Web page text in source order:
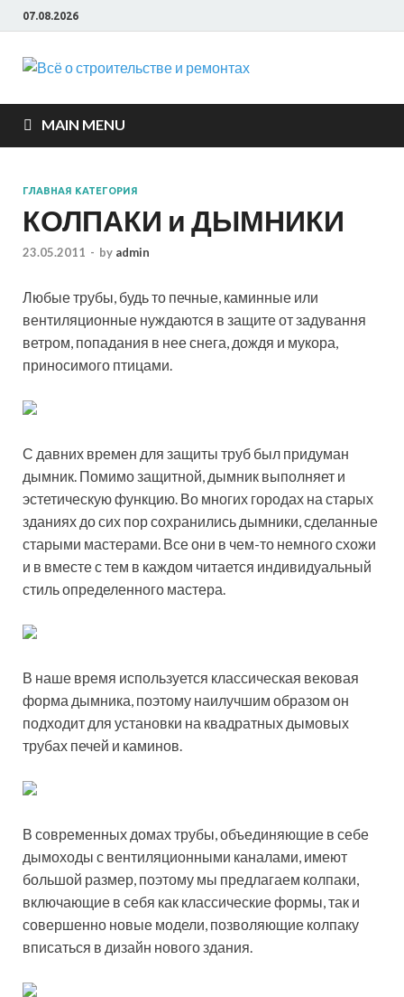
07.08.2026
Всё о
MAIN MENU
ГЛАВНАЯ КАТЕГОРИЯ
КОЛПАКИ и ДЫМНИКИ
23.05.2011 - by admin
Любые трубы, будь то печные, каминные или
вентиляционные нуждаются в защите от задування
ветром, попадания в нее снега, дождя и мукора,
приносимого птицами.
С давних времен для защиты труб был придуман
дымник. Помимо защитной, дымник выполняет и
эстетическую функцию. Во многих городах на старых
зданиях до сих пор сохранились дымники, сделанные
старыми мастерами. Все они в чем-то немного схожи
и в вместе с тем в каждом читается индивидуальный
стиль определенного мастера.
В наше время используется классическая вековая
форма дымника, поэтому наилучшим образом он
подходит для установки на квадратных дымовых
трубах печей и каминов.
В современных домах трубы, объединяющие в себе
дымоходы с вентиляционными каналами, имеют
большой размер, поэтому мы предлагаем колпаки,
включающие в себя как классические формы, так и
совершенно новые модели, позволяющие колпаку
вписаться в дизайн нового здания.